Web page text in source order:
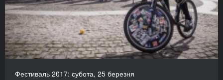
Фестиваль 2017: субота, 25 березня